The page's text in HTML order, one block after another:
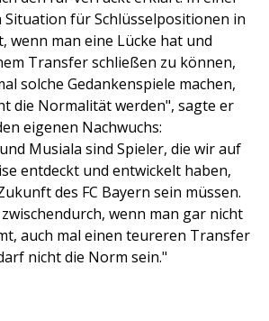
Situation für Schlüsselpositionen in
wenn man eine Lücke hat und
Transfer schließen zu können,
solche Gedankenspiele machen,
die Normalität werden", sagte er
eigenen Nachwuchs:
Musiala sind Spieler, die wir auf
entdeckt und entwickelt haben,
des FC Bayern sein müssen.
wenn man gar nicht
auch mal einen teureren Transfer
nicht die Norm sein."